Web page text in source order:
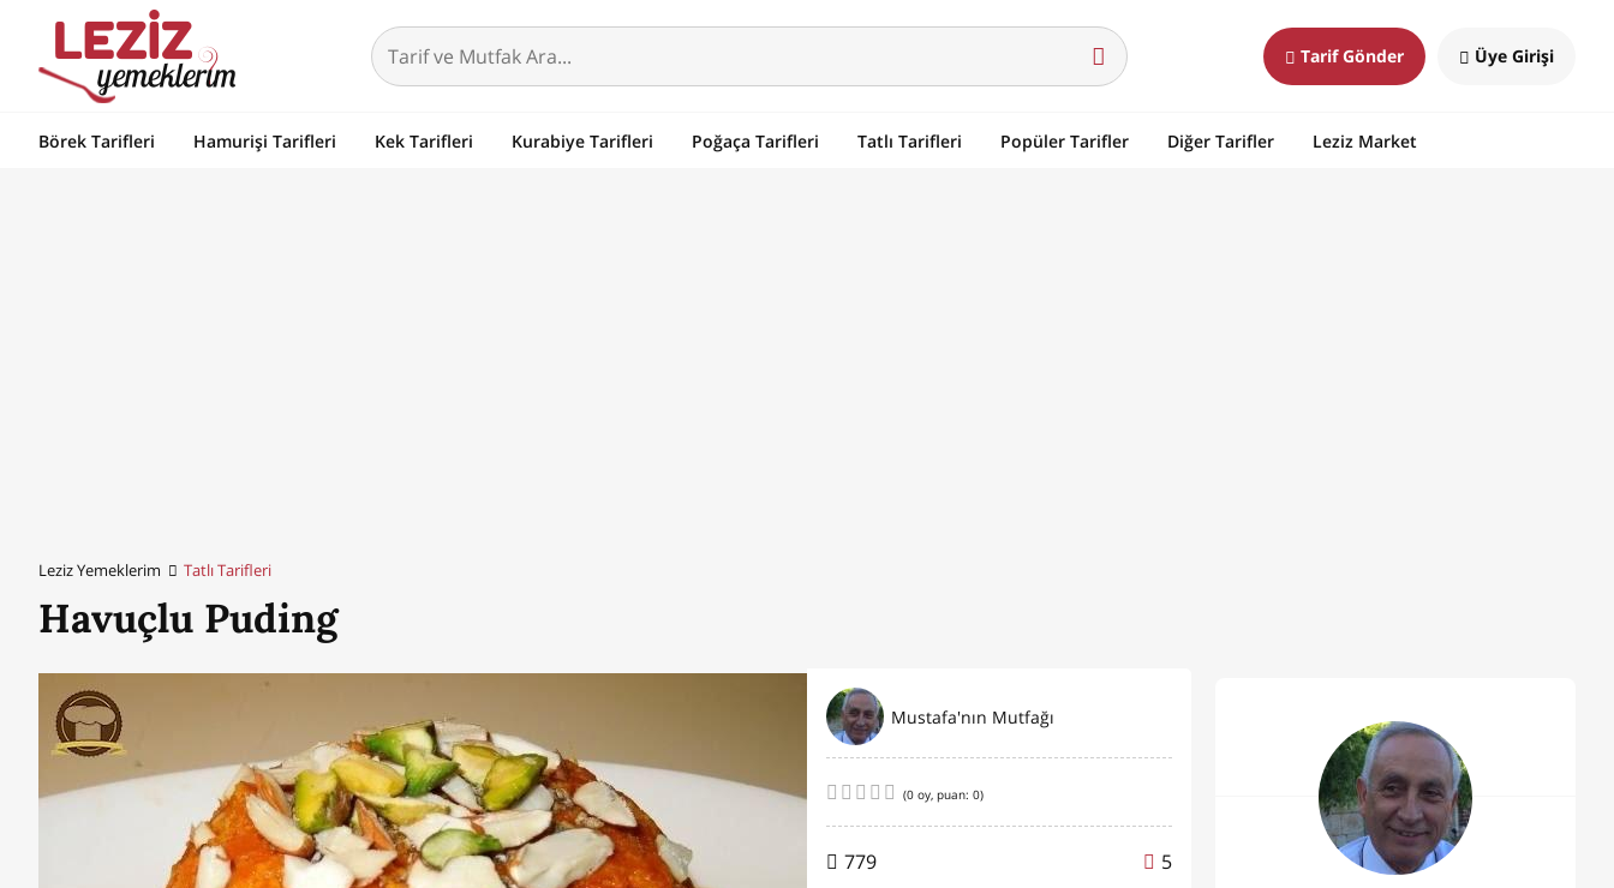
Tarif Gönder Üye Girişi
Börek Tarifleri Hamurişi Tarifleri Kek Tarifleri Kurabiye Tarifleri Poğaça Tarifleri Tatlı Tarifleri Popüler Tarifler Diğer Tarifler Leziz Market
Leziz Yemeklerim Tatlı Tarifleri
Havuçlu Puding
Mustafa'nın Mutfağı
(0 oy, puan: 0)
779
5